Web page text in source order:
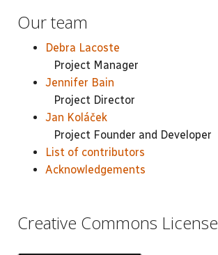
Our team
Debra Lacoste
Project Manager
Jennifer Bain
Project Director
Jan Koláček
Project Founder and Developer
List of contributors
Acknowledgements
Creative Commons License